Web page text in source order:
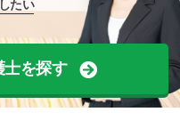
たい
士を探す